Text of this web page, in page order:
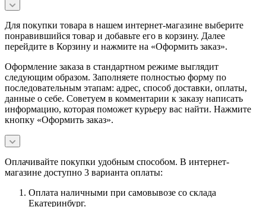
Для покупки товара в нашем интернет-магазине выберите
понравившийся товар и добавьте его в корзину. Далее
перейдите в Корзину и нажмите на «Оформить заказ».
Оформление заказа в стандартном режиме выглядит
следующим образом. Заполняете полностью форму по
последовательным этапам: адрес, способ доставки, оплаты,
данные о себе. Советуем в комментарии к заказу написать
информацию, которая поможет курьеру вас найти. Нажмите
кнопку «Оформить заказ».
Оплачивайте покупки удобным способом. В интернет-
магазине доступно 3 варианта оплаты:
Оплата наличными при самовывозе со склада
Екатеринбург.